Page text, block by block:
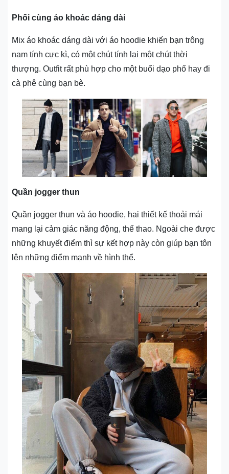
Phối cùng áo khoác dáng dài
Mix áo khoác dáng dài với áo hoodie khiến bạn trông
nam tính cực kì, có một chút tính lại một chút thời
thượng. Outfit rất phù hợp cho một buổi dạo phố hay đi
cà phê cùng bạn bè.
Quần jogger thun
Quần jogger thun và áo hoodie, hai thiết kế thoải mái
mang lại cảm giác năng động, thể thao. Ngoài che được
những khuyết điểm thì sự kết hợp này còn giúp bạn tôn
lên những điểm mạnh về hình thể.